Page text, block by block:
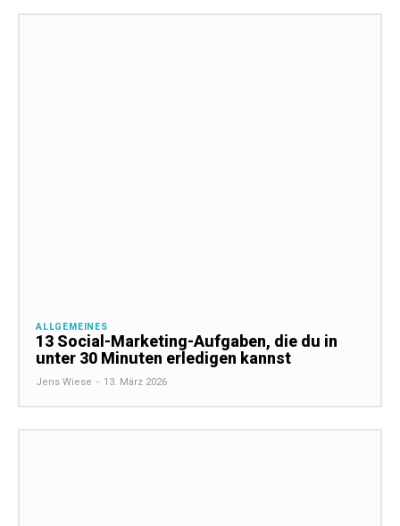
ALLGEMEINES
13 Social-Marketing-Aufgaben, die du in
unter 30 Minuten erledigen kannst
Jens Wiese - 13. März 2026